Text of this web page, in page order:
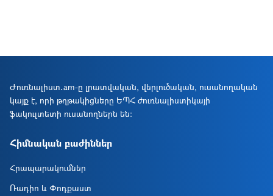
Ժուռնալիստ․am-ը լրատվական, վերլուծական, ուսանողական
կայք է, որի թղթակիցները ԵՊՀ ժուռնալիստիկայի
ֆակուլտետի ուսանողներն են։
Հիմնական բաժիններ
Հրապարակումներ
Ռադիո և Փոդքաստ